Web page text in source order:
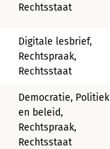
Rechtsstaat
Digitale lesbrief,
Rechtspraak,
Rechtsstaat
Democratie, Politiek
en beleid,
Rechtspraak,
Rechtsstaat